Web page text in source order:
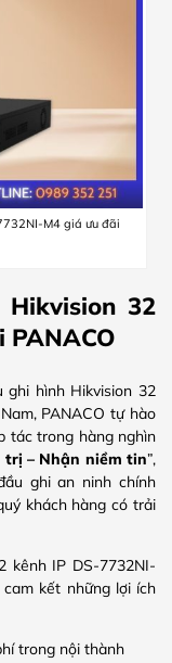
M4 giá ưu đãi
32
hình Hikvision 32
PANACO tự hào
tác trong hàng nghìn
trị – Nhận niềm tin”,
ghi an ninh chính
khách hàng có trải
kênh IP DS-7732NI-
kết những lợi ích
trong nội thành